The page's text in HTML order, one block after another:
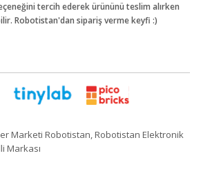
tercih ederek ürününü teslim alırken
Robotistan'dan sipariş verme keyfi :)
Marketi Robotistan, Robotistan Elektronik
Markası